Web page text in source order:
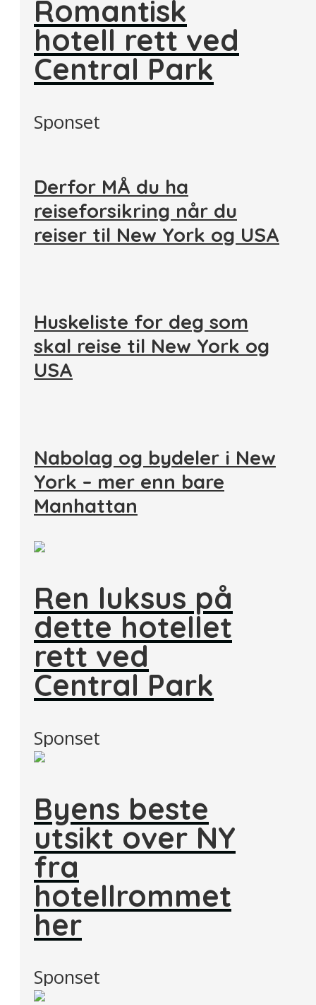
Romantisk
hotell rett ved
Central Park
Sponset
Derfor MÅ du ha
reiseforsikring når du
reiser til New York og USA
Huskeliste for deg som
skal reise til New York og
USA
Nabolag og bydeler i New
York – mer enn bare
Manhattan
Ren luksus på
dette hotellet
rett ved
Central Park
Sponset
Byens beste
utsikt over NY
fra
hotellrommet
her
Sponset